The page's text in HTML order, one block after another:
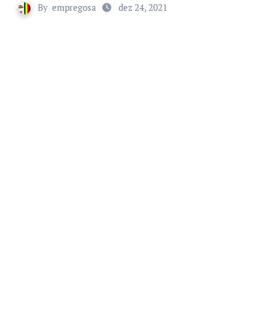
By empregosa dez 24, 2021